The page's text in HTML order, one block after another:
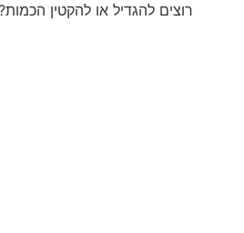
רוצים להגדיל או להקטין